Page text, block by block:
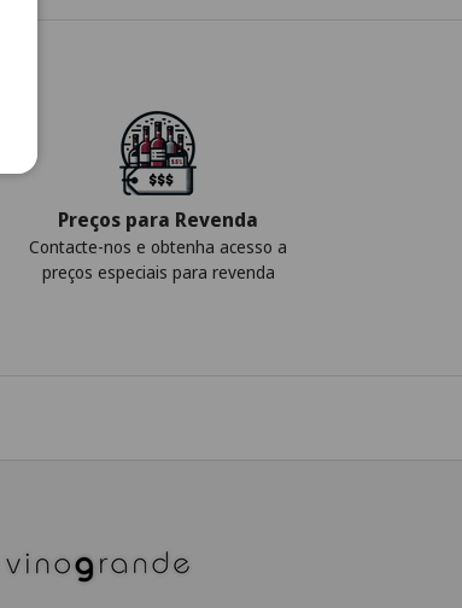
Preços para Revenda
Contacte-nos e obtenha acesso a
preços especiais para revenda